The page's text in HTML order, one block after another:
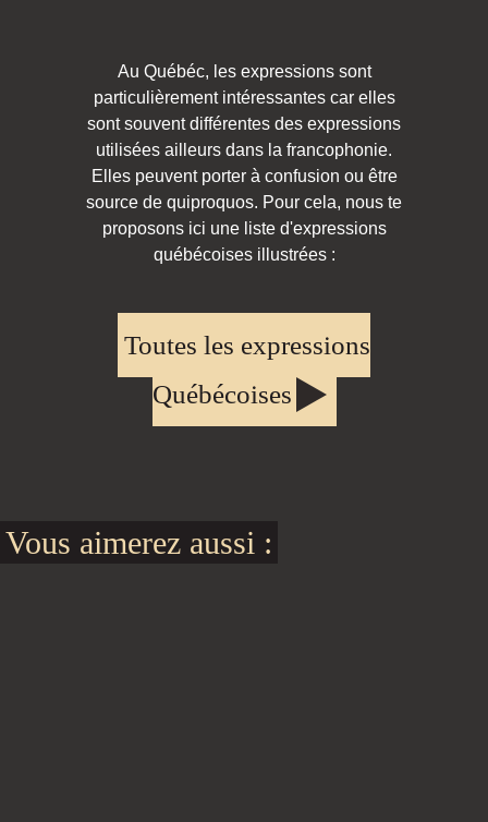
Au Québéc, les expressions sont
particulièrement intéressantes car elles
sont souvent différentes des expressions
utilisées ailleurs dans la francophonie.
Elles peuvent porter à confusion ou être
source de quiproquos. Pour cela, nous te
proposons ici une liste d'expressions
québécoises illustrées :
Toutes les expressions
Québécoises
Vous aimerez aussi :